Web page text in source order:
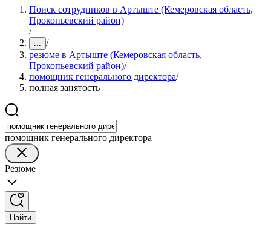
Поиск сотрудников в Артыште (Кемеровская область,
Прокопьевский район)
/
... /
резюме в Артыште (Кемеровская область,
Прокопьевский район)/
помощник генерального директора/
полная занятость
помощник генерального директора
Резюме
Найти